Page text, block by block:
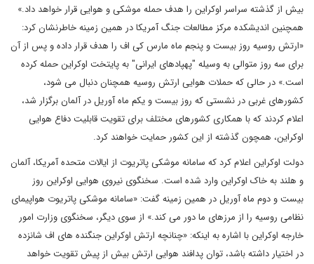
بیش از گذشته سراسر اوکراین را هدف حمله موشکی و هوایی قرار خواهد داد.»
همچنین اندیشکده مرکز مطالعات جنگ آمریکا در همین زمینه خاطرنشان کرد:
«ارتش روسیه روز بیست و پنجم ماه مارس کی اف را هدف قرار داده و پس از آن
برای سه روز متوالی به وسیله "پهپادهای ایرانی" به پایتخت اوکراین حمله کرده
است.» در حالی که حملات هوایی ارتش روسیه همچنان دنبال می شود،
کشورهای غربی در نشستی که روز بیست و یکم ماه آوریل در آلمان برگزار شد،
اعلام کردند که با همکاری کشورهای مختلف برای تقویت قابلیت دفاع هوایی
اوکراین، همچون گذشته از این کشور حمایت خواهند کرد.
دولت اوکراین اعلام کرد که سامانه موشکی پاتریوت از ایالات متحده آمریکا، آلمان
و هلند به خاک اوکراین وارد شده است. سخنگوی نیروی هوایی اوکراین روز
بیست و دوم ماه آوریل در همین زمینه گفت: «سامانه موشکی پاتریوت هواپیمای
نظامی روسیه را از مرزهای ما دور می کند.»‌ از سوی دیگر، سخنگوی وزارت امور
خارجه اوکراین با اشاره به اینکه: «چنانچه ارتش اوکراین جنگنده های اف شانزده
در اختیار داشته باشد، توان پدافند هوایی ارتش بیش از پیش تقویت خواهد